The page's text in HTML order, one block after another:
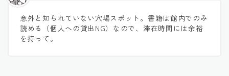
意外と知られていない穴場スポット。書籍は館内でのみ
読める（個人への貸出NG）なので、滞在時間には余裕
を持って。